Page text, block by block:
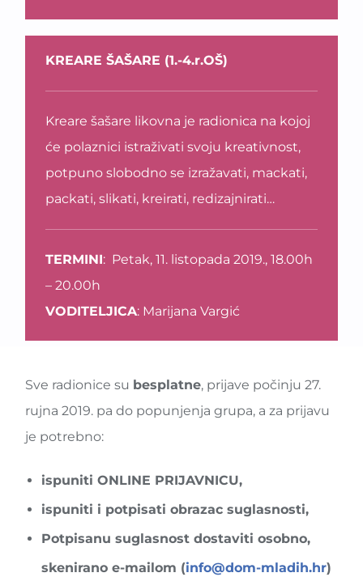
KREARE ŠAŠARE (1.-4.r.OŠ)
Kreare šašare likovna je radionica na kojoj
će polaznici istraživati svoju kreativnost,
potpuno slobodno se izražavati, mackati,
packati, slikati, kreirati, redizajnirati…
TERMINI: Petak, 11. listopada 2019., 18.00h
– 20.00h
VODITELJICA: Marijana Vargić
Sve radionice su besplatne, prijave počinju 27.
rujna 2019. pa do popunjenja grupa, a za prijavu
je potrebno:
ispuniti ONLINE PRIJAVNICU,
ispuniti i potpisati obrazac suglasnosti,
Potpisanu suglasnost dostaviti osobno,
skenirano e-mailom (info@dom-mladih.hr)